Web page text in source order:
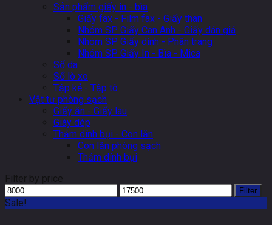
Sản phẩm giấy in - bìa
Giấy fax - Film fax - Giấy than
Nhóm SP Giấy Can Anh - Giấy dán giá
Nhóm SP Giấy dính - Phân trang
Nhóm SP Giấy In - Bìa - Mica
Sổ da
Sổ lò xo
Tập kẻ - Tập tô
Vật tư phòng sạch
Giấy ăn - Giấy lau
Giày dép
Thảm dính bụi - Con lăn
Con lăn phòng sạch
Thảm dính bụi
Filter by price
Filter
Sale!